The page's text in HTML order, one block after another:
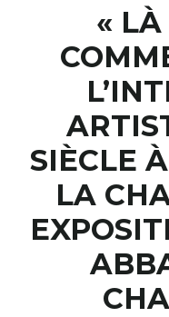
MAGAZINES
NOS THÈMES
STRADA’DATES
ALTER STRADA
ROSÉE DE MAI
« LÀ
SIÈCLE
LA